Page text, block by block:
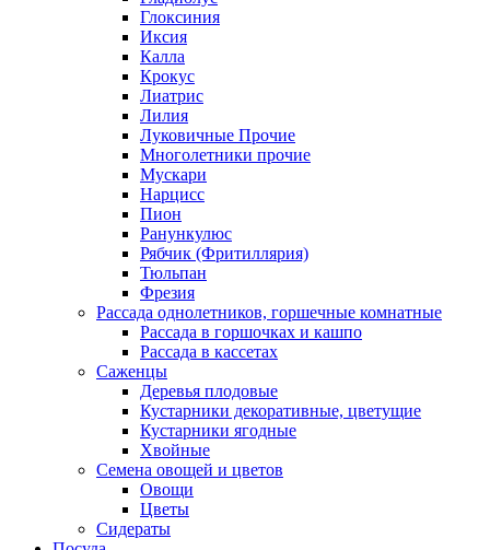
Глоксиния
Иксия
Калла
Крокус
Лиатрис
Лилия
Луковичные Прочие
Многолетники прочие
Мускари
Нарцисс
Пион
Ранункулюс
Рябчик (Фритиллярия)
Тюльпан
Фрезия
Рассада однолетников, горшечные комнатные
Рассада в горшочках и кашпо
Рассада в кассетах
Саженцы
Деревья плодовые
Кустарники декоративные, цветущие
Кустарники ягодные
Хвойные
Семена овощей и цветов
Овощи
Цветы
Сидераты